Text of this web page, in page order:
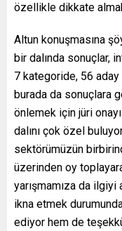
özellikle dikkate
Altun konuşmasına
bir dalında sonuçlar,
7 kategoride, 56 aday
burada da sonuçlara
önlemek için jüri onayı
dalını çok özel
sektörümüzün
üzerinden oy
yarışmamıza da ilgiyi
ikna etmek
ediyor hem de